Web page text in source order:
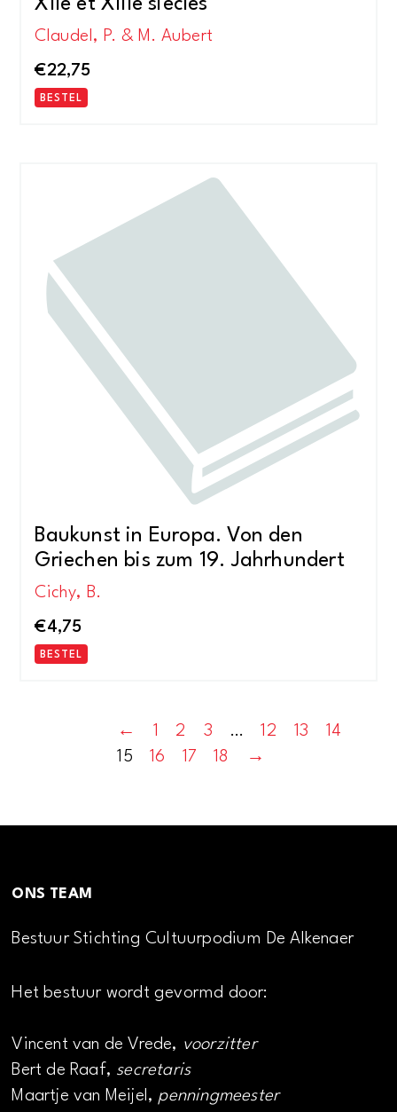
XIIe et XIIIe siècles
Claudel, P. & M. Aubert
€22,75
BESTEL
Baukunst in Europa. Von den
Griechen bis zum 19. Jahrhundert
Cichy, B.
€4,75
BESTEL
← 1 2 3 … 12 13
14
15
16 17 18 →
ONS TEAM
Bestuur Stichting Cultuurpodium De Alkenaer
Het bestuur wordt gevormd door:
Vincent van de Vrede, voorzitter
Bert de Raaf, secretaris
Maartje van Meijel, penningmeester